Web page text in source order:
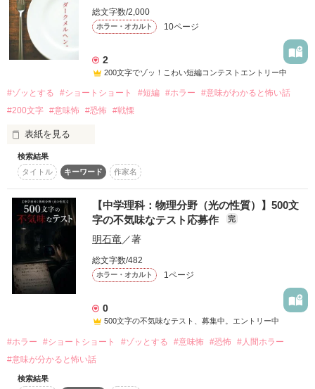
ス
ト
(15問＋α)
作品を読む
総文字数/2,000
ホラー・オカルト 10ページ
2
200文字でゾッ！こわい短編コンテストエントリー中
#ゾッとする #ショートショート #短編 #ホラー
#意味がわかると怖い話
#200文字 #意味怖 #恐怖 #戦慄
表紙を見る
ダークメルヘンな雰囲気の、一話200文字のショートショート
10連発！
作品を読む
検索結果
タイトル
キーワード 作家名
【中学理科：物理分野（光の性質）】500文
字の不気味なテスト応募作
完
明石竜／著
総文字数/482
ホラー・オカルト 1ページ
0
500文字の不気味なテスト、募集中。エントリー中
#ホラー #ショートショート #ゾッとする #意味怖 #恐怖
#人間ホラー
#意味が分かると怖い話
検索結果